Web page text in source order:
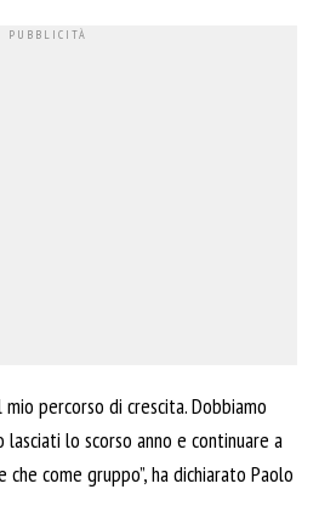
percorso di crescita. Dobbiamo
lo scorso anno e continuare a
come gruppo”, ha dichiarato Paolo